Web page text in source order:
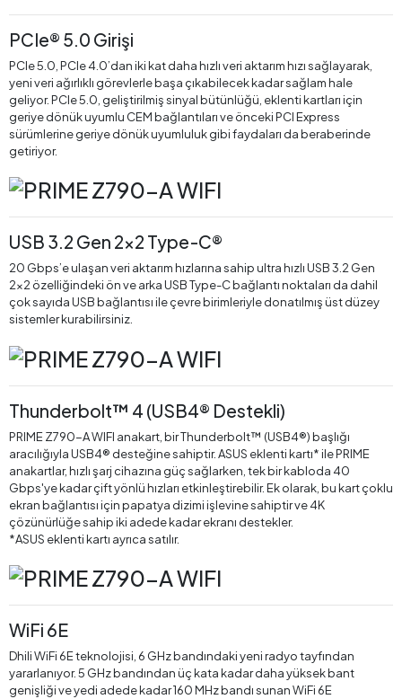
PCIe® 5.0 Girişi
PCIe 5.0, PCIe 4.0’dan iki kat daha hızlı veri aktarım hızı sağlayarak,
yeni veri ağırlıklı görevlerle başa çıkabilecek kadar sağlam hale
geliyor. PCIe 5.0, geliştirilmiş sinyal bütünlüğü, eklenti kartları için
geriye dönük uyumlu CEM bağlantıları ve önceki PCI Express
sürümlerine geriye dönük uyumluluk gibi faydaları da beraberinde
getiriyor.
USB 3.2 Gen 2x2 Type-C®
20 Gbps’e ulaşan veri aktarım hızlarına sahip ultra hızlı USB 3.2 Gen
2x2 özelliğindeki ön ve arka USB Type-C bağlantı noktaları da dahil
çok sayıda USB bağlantısı ile çevre birimleriyle donatılmış üst düzey
sistemler kurabilirsiniz.
Thunderbolt™ 4 (USB4® Destekli)
PRIME Z790-A WIFI anakart, bir Thunderbolt™ (USB4®) başlığı
aracılığıyla USB4® desteğine sahiptir. ASUS eklenti kartı* ile PRIME
anakartlar, hızlı şarj cihazına güç sağlarken, tek bir kabloda 40
Gbps'ye kadar çift yönlü hızları etkinleştirebilir. Ek olarak, bu kart çoklu
ekran bağlantısı için papatya dizimi işlevine sahiptir ve 4K
çözünürlüğe sahip iki adede kadar ekranı destekler.
*ASUS eklenti kartı ayrıca satılır.
WiFi 6E
Dhili WiFi 6E teknolojisi, 6 GHz bandındaki yeni radyo tayfından
yararlanıyor. 5 GHz bandından üç kata kadar daha yüksek bant
genişliği ve yedi adede kadar 160 MHz bandı sunan WiFi 6E